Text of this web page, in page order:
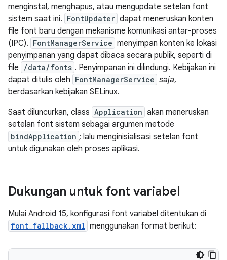
menginstal, menghapus, atau mengupdate setelan font
sistem saat ini. FontUpdater dapat meneruskan konten
file font baru dengan mekanisme komunikasi antar-proses
(IPC). FontManagerService menyimpan konten ke lokasi
penyimpanan yang dapat dibaca secara publik, seperti di
file
/data/fonts . Penyimpanan ini dilindungi. Kebijakan ini
dapat ditulis oleh FontManagerService saja,
berdasarkan kebijakan SELinux.
Saat diluncurkan, class Application akan meneruskan
setelan font sistem sebagai argumen metode
bindApplication ; lalu menginisialisasi setelan font
untuk digunakan oleh proses aplikasi.
Dukungan untuk font variabel
Mulai Android 15, konfigurasi font variabel ditentukan di
font_fallback.xml menggunakan format berikut: